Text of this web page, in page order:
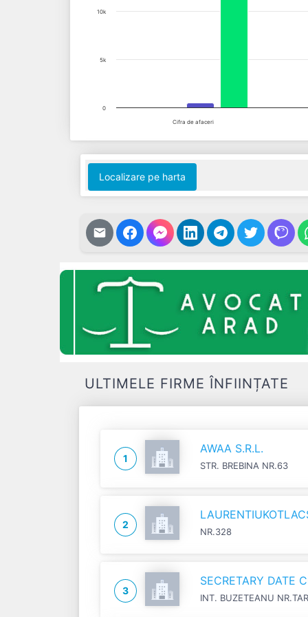
Cifra de afaceri
0
5k
10k
End of interactive chart.
Localizare pe harta
ULTIMELE FIRME ÎNFIINȚATE
1
AWAA S.R.L.
STR. BREBINA NR.63
2
NR.328
3
SECRETARY DATE
INT. BUZETEANU